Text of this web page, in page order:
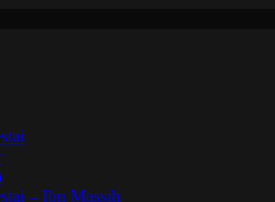
– Ibn Massih